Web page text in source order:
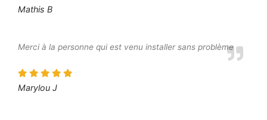
Mathis B
Merci à la personne qui est venu installer sans problème
Marylou J